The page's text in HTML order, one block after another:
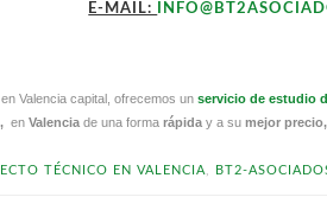
E-MAIL:
Valencia capital, ofrecemos un servicio de estudio
en Valencia de una forma rápida y a su mejor
TÉCNICO EN VALENCIA BT2-